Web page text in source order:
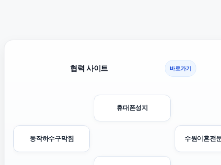
협력 사이트 바로가기
휴대폰성지
동작하수구막힘 수원이혼전